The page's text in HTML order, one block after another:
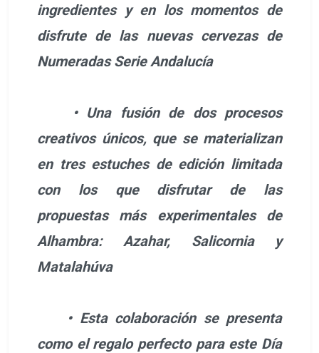
ingredientes y en los momentos de
disfrute de las nuevas cervezas de
Numeradas Serie Andalucía
• Una fusión de dos procesos
creativos únicos, que se materializan
en tres estuches de edición limitada
con los que disfrutar de las
propuestas más experimentales de
Alhambra: Azahar, Salicornia y
Matalahúva
• Esta colaboración se presenta
como el regalo perfecto para este Día